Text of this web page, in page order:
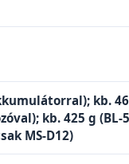
kb.
kb. 425 g
MS-D12)